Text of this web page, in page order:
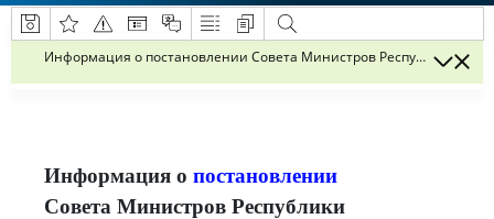
Информация о постановлении Совета Министров Республики
Информация о постановлении
Совета Министров Республики